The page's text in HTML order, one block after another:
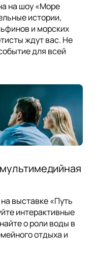
на шоу «Море
истории,
и морских
ждут вас. Не
для всей
выставке «Путь
интерактивные
о роли воды в
отдыха и